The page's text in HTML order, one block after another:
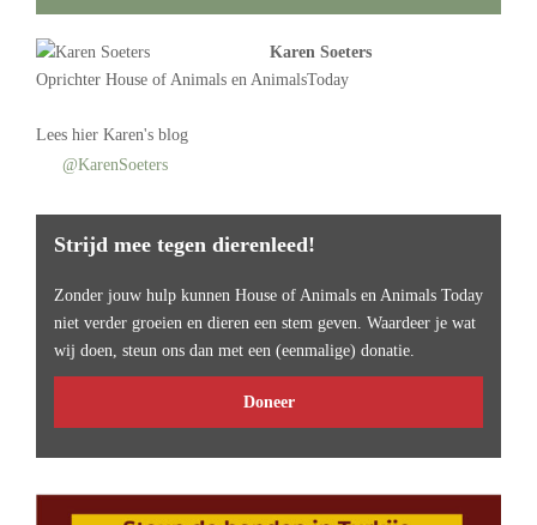
Karen Soeters
Oprichter House of Animals en AnimalsToday
Lees hier Karen's blog
@KarenSoeters
Strijd mee tegen dierenleed!
Zonder jouw hulp kunnen House of Animals en Animals Today
niet verder groeien en dieren een stem geven. Waardeer je wat
wij doen, steun ons dan met een (eenmalige) donatie.
Doneer